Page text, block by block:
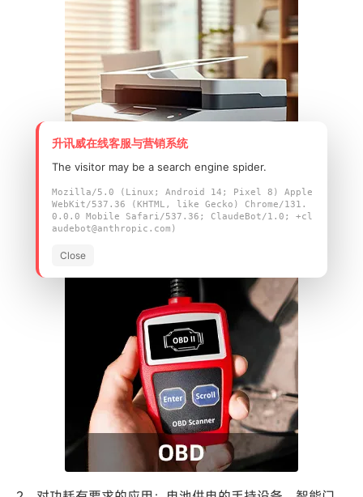
升讯威在线客服与营销系统
The visitor may be a search engine spider.
Mozilla/5.0 (Linux; Android 14; Pixel 8) Apple
WebKit/537.36 (KHTML, like Gecko) Chrome/131.
0.0.0 Mobile Safari/537.36; ClaudeBot/1.0; +cl
audebot@anthropic.com)
Close